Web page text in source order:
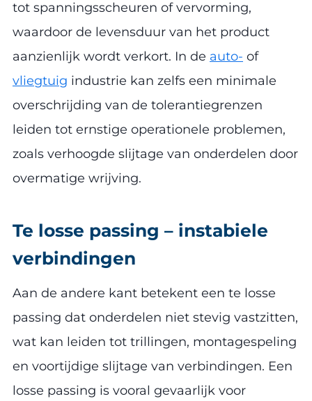
tot spanningsscheuren of vervorming,
waardoor de levensduur van het product
aanzienlijk wordt verkort. In de auto- of
vliegtuig industrie kan zelfs een minimale
overschrijding van de tolerantiegrenzen
leiden tot ernstige operationele problemen,
zoals verhoogde slijtage van onderdelen door
overmatige wrijving.
Te losse passing – instabiele
verbindingen
Aan de andere kant betekent een te losse
passing dat onderdelen niet stevig vastzitten,
wat kan leiden tot trillingen, montagespeling
en voortijdige slijtage van verbindingen. Een
losse passing is vooral gevaarlijk voor